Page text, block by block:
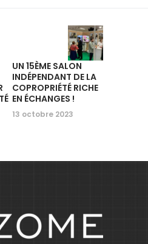
UN 15ÈME SALON
INDÉPENDANT DE LA
COPROPRIÉTÉ RICHE
EN ÉCHANGES !
13 octobre 2023